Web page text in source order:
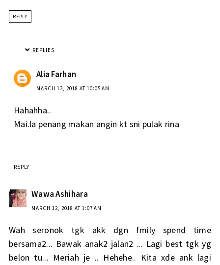
REPLY
REPLIES
Alia Farhan
MARCH 13, 2018 AT 10:05 AM
Hahahha..
Mai.la penang makan angin kt sni pulak rina
REPLY
Wawa Ashihara
MARCH 12, 2018 AT 1:07 AM
Wah seronok tgk akk dgn fmily spend time
bersama2... Bawak anak2 jalan2 ... Lagi best tgk yg
belon tu... Meriah je .. Hehehe.. Kita xde ank lagi